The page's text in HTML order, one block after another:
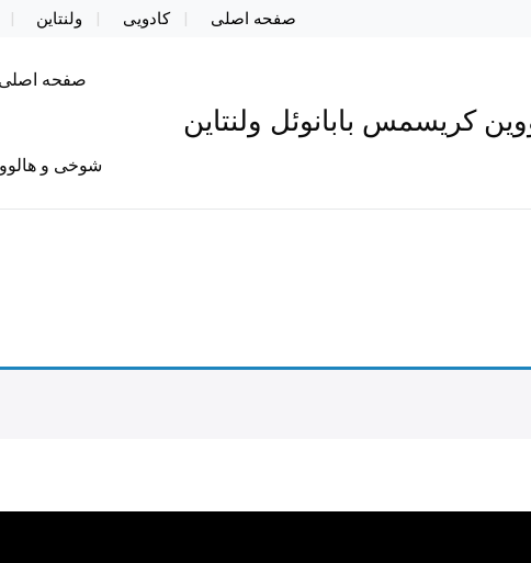
صفحه اصلی کادویی ولنتاین
کریسمس بابانوئل ولنتاین
صفحه
شوخی و